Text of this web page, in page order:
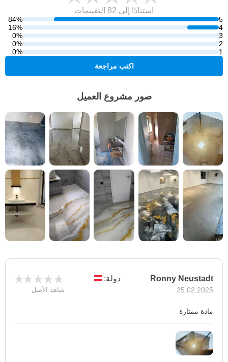
5
84%
4
16%
3
0%
2
0%
1
0%
استنادًا إلى 82 التقييمات
اكتب مراجعة
صور مشروع العميل
Ronny Neustadt
25.02.2025
دولة:
شاهد الأصل
مادة ممتازة